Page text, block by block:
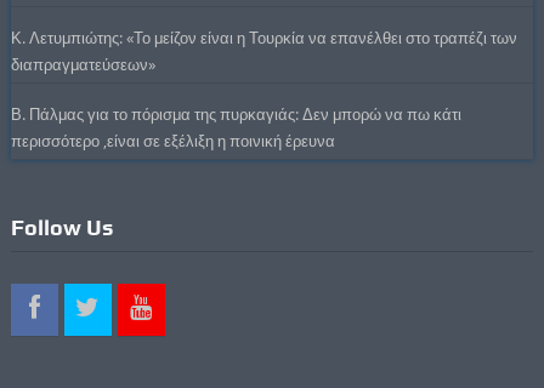
Κ. Λετυμπιώτης: «Το μείζον είναι η Τουρκία να επανέλθει στο τραπέζι των
διαπραγματεύσεων»
Β. Πάλμας για το πόρισμα της πυρκαγιάς: Δεν μπορώ να πω κάτι
περισσότερο ,είναι σε εξέλιξη η ποινική έρευνα
Follow Us